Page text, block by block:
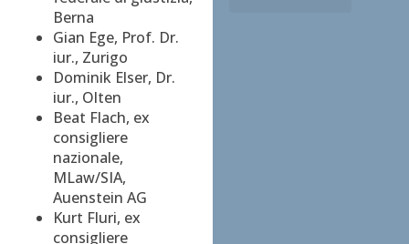
Berna
Gian Ege, Prof. Dr.
iur., Zurigo
Dominik Elser, Dr.
iur., Olten
Beat Flach, ex
consigliere
nazionale,
MLaw/SIA,
Auenstein AG
Kurt Fluri, ex
consigliere